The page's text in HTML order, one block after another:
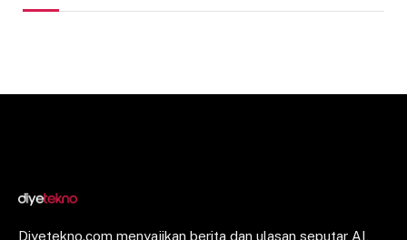
Diyetekno.com menyajikan berita dan ulasan seputar AI,